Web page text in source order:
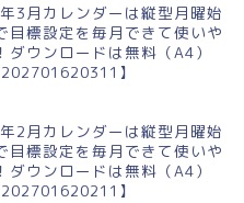
3月カレンダーは縦型月曜始
目標設定を毎月できて使いや
ダウンロードは無料（A4）
】
2月カレンダーは縦型月曜始
目標設定を毎月できて使いや
ダウンロードは無料（A4）
】